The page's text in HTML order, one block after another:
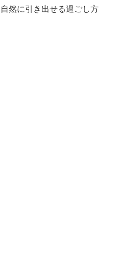
然に引き出せる過ごし方